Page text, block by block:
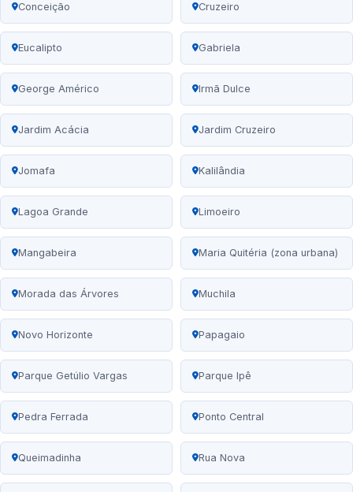
Conceição Cruzeiro
Eucalipto Gabriela
George Américo Irmã Dulce
Jardim Acácia Jardim Cruzeiro
Jomafa Kalilândia
Lagoa Grande Limoeiro
Mangabeira Maria Quitéria (zona urbana)
Morada das Árvores Muchila
Novo Horizonte Papagaio
Parque Getúlio Vargas Parque Ipê
Pedra Ferrada Ponto Central
Queimadinha Rua Nova